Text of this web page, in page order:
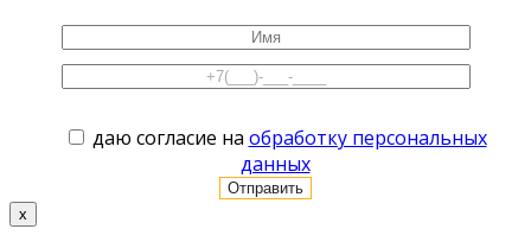
даю согласие на обработку персональных
данных
x